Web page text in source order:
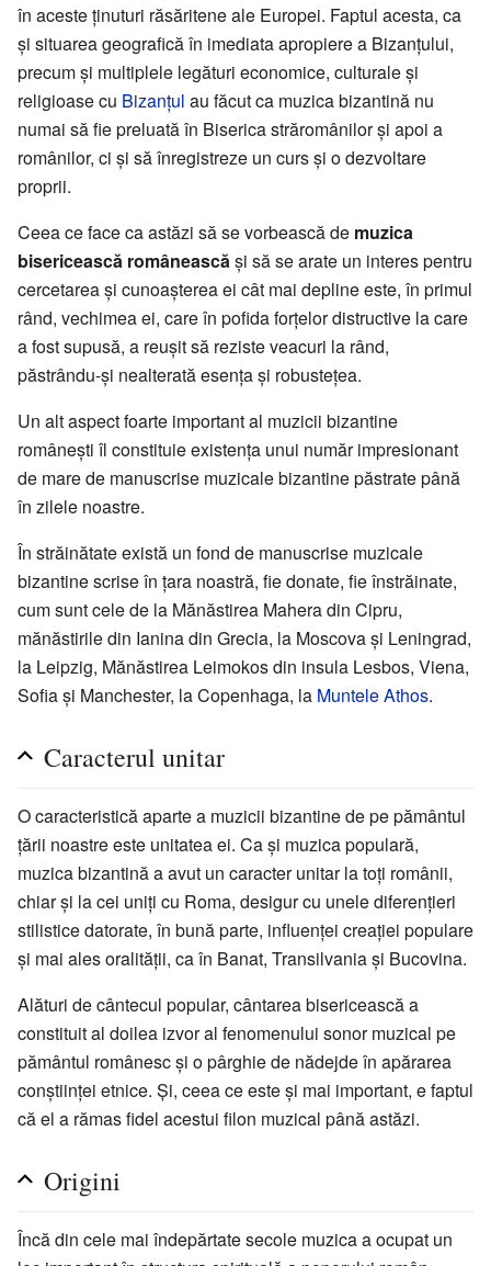
în aceste ţinuturi răsăritene ale Europei. Faptul acesta, ca
şi situarea geografică în imediata apropiere a Bizanţului,
precum şi multiplele legături economice, culturale şi
religioase cu Bizanţul au făcut ca muzica bizantină nu
numai să fie preluată în Biserica străromânilor şi apoi a
românilor, ci şi să înregistreze un curs şi o dezvoltare
proprii.
Ceea ce face ca astăzi să se vorbească de muzica
bisericească românească şi să se arate un interes pentru
cercetarea şi cunoaşterea ei cât mai depline este, în primul
rând, vechimea ei, care în pofida forţelor distructive la care
a fost supusă, a reuşit să reziste veacuri la rând,
păstrându-şi nealterată esenţa şi robusteţea.
Un alt aspect foarte important al muzicii bizantine
româneşti îl constituie existenţa unui număr impresionant
de mare de manuscrise muzicale bizantine păstrate până
în zilele noastre.
În străinătate există un fond de manuscrise muzicale
bizantine scrise în ţara noastră, fie donate, fie înstrăinate,
cum sunt cele de la Mănăstirea Mahera din Cipru,
mănăstirile din Ianina din Grecia, la Moscova şi Leningrad,
la Leipzig, Mănăstirea Leimokos din insula Lesbos, Viena,
Sofia şi Manchester, la Copenhaga, la Muntele Athos.
Caracterul unitar
O caracteristică aparte a muzicii bizantine de pe pământul
ţării noastre este unitatea ei. Ca şi muzica populară,
muzica bizantină a avut un caracter unitar la toţi românii,
chiar şi la cei uniţi cu Roma, desigur cu unele diferenţieri
stilistice datorate, în bună parte, influenţei creaţiei populare
şi mai ales oralităţii, ca în Banat, Transilvania şi Bucovina.
Alături de cântecul popular, cântarea bisericească a
constituit al doilea izvor al fenomenului sonor muzical pe
pământul românesc şi o pârghie de nădejde în apărarea
conştiinţei etnice. Şi, ceea ce este şi mai important, e faptul
că el a rămas fidel acestui filon muzical până astăzi.
Origini
Încă din cele mai îndepărtate secole muzica a ocupat un